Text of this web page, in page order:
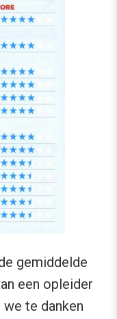
gemiddelde
een opleider
te danken